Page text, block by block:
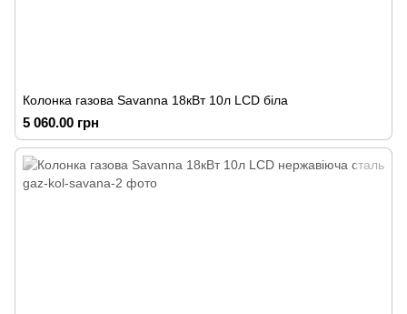
Колонка газова Savanna 18кВт 10л LCD біла
5 060.00 грн